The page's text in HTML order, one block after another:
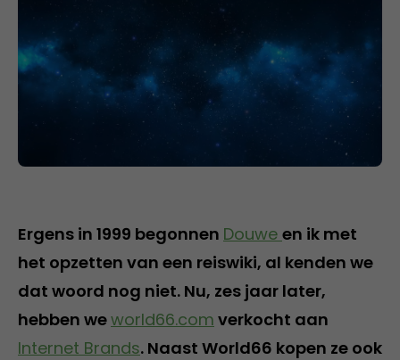
Ergens in 1999 begonnen Douwe en ik met
het opzetten van een reiswiki, al kenden we
dat woord nog niet. Nu, zes jaar later,
hebben weworld66.com verkocht aan
Internet Brands. Naast World66 kopen ze ook